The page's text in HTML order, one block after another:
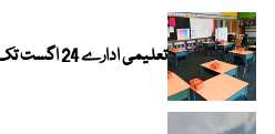
تعلیمی ادارے 24 اگست تک بند رہیں گے، رانا سکندر حیات